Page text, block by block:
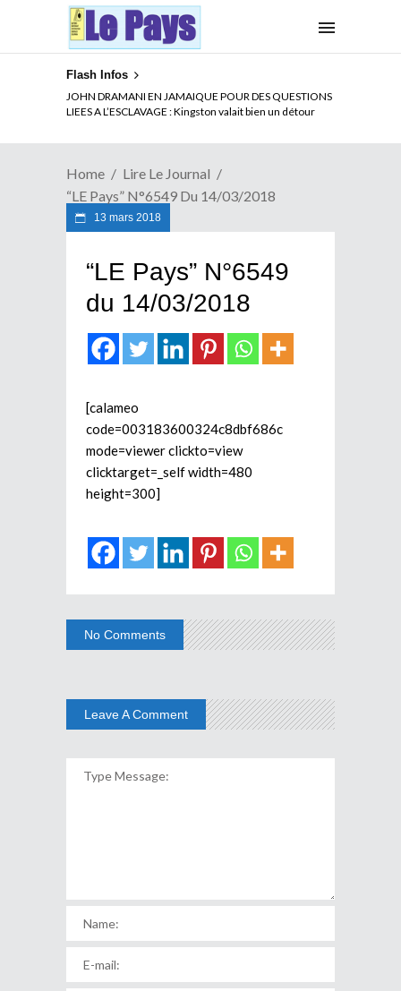
Flash Infos
JOHN DRAMANI EN JAMAIQUE POUR DES QUESTIONS
LIEES A L’ESCLAVAGE : Kingston valait bien un détour
Home
Lire Le Journal
“LE Pays” N°6549 Du 14/03/2018
13 mars 2018
“LE Pays” N°6549
du 14/03/2018
[calameo
code=003183600324c8dbf686c
mode=viewer clickto=view
clicktarget=_self width=480
height=300]
No Comments
Leave A Comment